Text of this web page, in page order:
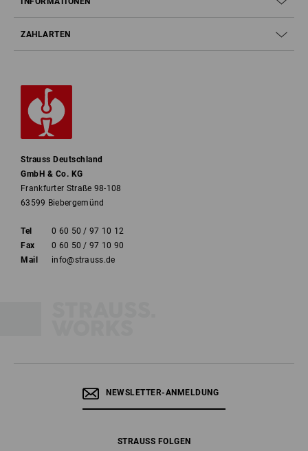
ZAHLARTEN
Strauss Deutschland
GmbH & Co. KG
Frankfurter Straße 98-108
63599 Biebergemünd
Tel
0 60 50 / 97 10 12
Fax
0 60 50 / 97 10 90
Mail
info@strauss.de
NEWSLETTER-ANMELDUNG
STRAUSS FOLGEN